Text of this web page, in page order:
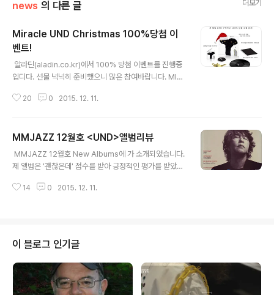
news 의 다른 글 더보기
Miracle UND Christmas 100%당첨 이
벤트!
​ ​​​​​​알라딘(aladin.co.kr)에서 100% 당첨 이벤트를 진행중
입디다. 선물 넉넉히 준비했으니 많은 참여바랍니다. MIR
0% 당첨 선물 받자! [참여방법] + 피아니스트 문용의 새
* 트위터 보내기, 페이스북 보내기 체크하면 당첨 확률 U
p! [선물] + UND LP 시계 (1명) + IKEA GLADSAX LP
액자 (2명) + UND CD 시계 (3명) + UND가방 (9명) +
당첨자 발표] + 참여 기간 : 2015.12.25.까지 + ..
20 0 2015. 12. 11.
MMJAZZ 12월호 <UND>앨범리뷰
​ MMJAZZ 12월호 New Albums에 가 소개되었습니다.
제 앨범은 '괜찮은데' 점수를 받아 긍정적인 평가를 받았습
s 뮤지션의 이름만으로는 사실 누군지 알지 못했다. 인디
2007년 피아니스트로서의 첫 솔로 음반 을 발표했지만 음
반 발표 이후 주목받는 큰 활동은 없어 사실 이 작품이 그의
2번째 솔로 작품이라는 것을 처음 알았다. 첫번째 솔로 음
반이후 무려 8년 만에 발표하는 이 작품은 타이틀처럼 '이
것 저것' 소소한 주제들을 음악으로 엮은 일종의 음악 에세
14 0 2015. 12. 11.
이 블로그 인기글